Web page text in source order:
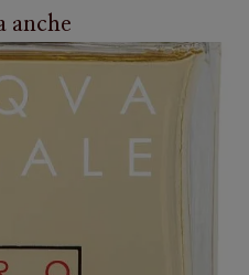
anche